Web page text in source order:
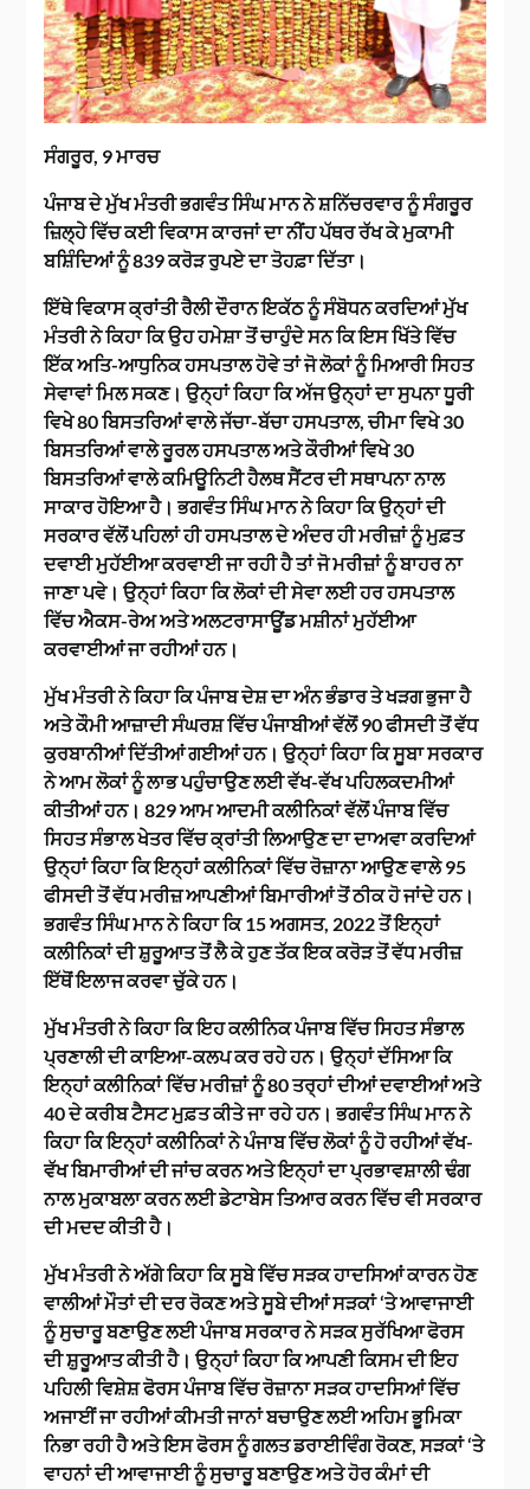
ਸੰਗਰੂਰ, 9 ਮਾਰਚ
ਪੰਜਾਬ ਦੇ ਮੁੱਖ ਮੰਤਰੀ ਭਗਵੰਤ ਸਿੰਘ ਮਾਨ ਨੇ ਸ਼ਨਿੱਚਰਵਾਰ ਨੂੰ ਸੰਗਰੂਰ
ਜ਼ਿਲ੍ਹੇ ਵਿੱਚ ਕਈ ਵਿਕਾਸ ਕਾਰਜਾਂ ਦਾ ਨੀਂਹ ਪੱਥਰ ਰੱਖ ਕੇ ਮੁਕਾਮੀ
ਬਸ਼ਿੰਦਿਆਂ ਨੂੰ 839 ਕਰੋੜ ਰੁਪਏ ਦਾ ਤੋਹਫ਼ਾ ਦਿੱਤਾ।
ਇੱਥੇ ਵਿਕਾਸ ਕ੍ਰਾਂਤੀ ਰੈਲੀ ਦੌਰਾਨ ਇਕੱਠ ਨੂੰ ਸੰਬੋਧਨ ਕਰਦਿਆਂ ਮੁੱਖ
ਮੰਤਰੀ ਨੇ ਕਿਹਾ ਕਿ ਉਹ ਹਮੇਸ਼ਾ ਤੋਂ ਚਾਹੁੰਦੇ ਸਨ ਕਿ ਇਸ ਖਿੱਤੇ ਵਿੱਚ
ਇੱਕ ਅਤਿ-ਆਧੁਨਿਕ ਹਸਪਤਾਲ ਹੋਵੇ ਤਾਂ ਜੋ ਲੋਕਾਂ ਨੂੰ ਮਿਆਰੀ ਸਿਹਤ
ਸੇਵਾਵਾਂ ਮਿਲ ਸਕਣ। ਉਨ੍ਹਾਂ ਕਿਹਾ ਕਿ ਅੱਜ ਉਨ੍ਹਾਂ ਦਾ ਸੁਪਨਾ ਧੂਰੀ
ਵਿਖੇ 80 ਬਿਸਤਰਿਆਂ ਵਾਲੇ ਜੱਚਾ-ਬੱਚਾ ਹਸਪਤਾਲ, ਚੀਮਾ ਵਿਖੇ 30
ਬਿਸਤਰਿਆਂ ਵਾਲੇ ਰੂਰਲ ਹਸਪਤਾਲ ਅਤੇ ਕੌਰੀਆਂ ਵਿਖੇ 30
ਬਿਸਤਰਿਆਂ ਵਾਲੇ ਕਮਿਊਨਿਟੀ ਹੈਲਥ ਸੈਂਟਰ ਦੀ ਸਥਾਪਨਾ ਨਾਲ
ਸਾਕਾਰ ਹੋਇਆ ਹੈ। ਭਗਵੰਤ ਸਿੰਘ ਮਾਨ ਨੇ ਕਿਹਾ ਕਿ ਉਨ੍ਹਾਂ ਦੀ
ਸਰਕਾਰ ਵੱਲੋਂ ਪਹਿਲਾਂ ਹੀ ਹਸਪਤਾਲ ਦੇ ਅੰਦਰ ਹੀ ਮਰੀਜ਼ਾਂ ਨੂੰ ਮੁਫ਼ਤ
ਦਵਾਈ ਮੁਹੱਈਆ ਕਰਵਾਈ ਜਾ ਰਹੀ ਹੈ ਤਾਂ ਜੋ ਮਰੀਜ਼ਾਂ ਨੂੰ ਬਾਹਰ ਨਾ
ਜਾਣਾ ਪਵੇ। ਉਨ੍ਹਾਂ ਕਿਹਾ ਕਿ ਲੋਕਾਂ ਦੀ ਸੇਵਾ ਲਈ ਹਰ ਹਸਪਤਾਲ
ਵਿੱਚ ਐਕਸ-ਰੇਅ ਅਤੇ ਅਲਟਰਾਸਾਊਂਡ ਮਸ਼ੀਨਾਂ ਮੁਹੱਈਆ
ਕਰਵਾਈਆਂ ਜਾ ਰਹੀਆਂ ਹਨ।
ਮੁੱਖ ਮੰਤਰੀ ਨੇ ਕਿਹਾ ਕਿ ਪੰਜਾਬ ਦੇਸ਼ ਦਾ ਅੰਨ ਭੰਡਾਰ ਤੇ ਖੜਗ ਭੁਜਾ ਹੈ
ਅਤੇ ਕੌਮੀ ਆਜ਼ਾਦੀ ਸੰਘਰਸ਼ ਵਿੱਚ ਪੰਜਾਬੀਆਂ ਵੱਲੋਂ 90 ਫੀਸਦੀ ਤੋਂ ਵੱਧ
ਕੁਰਬਾਨੀਆਂ ਦਿੱਤੀਆਂ ਗਈਆਂ ਹਨ। ਉਨ੍ਹਾਂ ਕਿਹਾ ਕਿ ਸੂਬਾ ਸਰਕਾਰ
ਨੇ ਆਮ ਲੋਕਾਂ ਨੂੰ ਲਾਭ ਪਹੁੰਚਾਉਣ ਲਈ ਵੱਖ-ਵੱਖ ਪਹਿਲਕਦਮੀਆਂ
ਕੀਤੀਆਂ ਹਨ। 829 ਆਮ ਆਦਮੀ ਕਲੀਨਿਕਾਂ ਵੱਲੋਂ ਪੰਜਾਬ ਵਿੱਚ
ਸਿਹਤ ਸੰਭਾਲ ਖੇਤਰ ਵਿੱਚ ਕ੍ਰਾਂਤੀ ਲਿਆਉਣ ਦਾ ਦਾਅਵਾ ਕਰਦਿਆਂ
ਉਨ੍ਹਾਂ ਕਿਹਾ ਕਿ ਇਨ੍ਹਾਂ ਕਲੀਨਿਕਾਂ ਵਿੱਚ ਰੋਜ਼ਾਨਾ ਆਉਣ ਵਾਲੇ 95
ਫੀਸਦੀ ਤੋਂ ਵੱਧ ਮਰੀਜ਼ ਆਪਣੀਆਂ ਬਿਮਾਰੀਆਂ ਤੋਂ ਠੀਕ ਹੋ ਜਾਂਦੇ ਹਨ।
ਭਗਵੰਤ ਸਿੰਘ ਮਾਨ ਨੇ ਕਿਹਾ ਕਿ 15 ਅਗਸਤ, 2022 ਤੋਂ ਇਨ੍ਹਾਂ
ਕਲੀਨਿਕਾਂ ਦੀ ਸ਼ੁਰੂਆਤ ਤੋਂ ਲੈ ਕੇ ਹੁਣ ਤੱਕ ਇਕ ਕਰੋੜ ਤੋਂ ਵੱਧ ਮਰੀਜ਼
ਇੱਥੋਂ ਇਲਾਜ ਕਰਵਾ ਚੁੱਕੇ ਹਨ।
ਮੁੱਖ ਮੰਤਰੀ ਨੇ ਕਿਹਾ ਕਿ ਇਹ ਕਲੀਨਿਕ ਪੰਜਾਬ ਵਿੱਚ ਸਿਹਤ ਸੰਭਾਲ
ਪ੍ਰਣਾਲੀ ਦੀ ਕਾਇਆ-ਕਲਪ ਕਰ ਰਹੇ ਹਨ। ਉਨ੍ਹਾਂ ਦੱਸਿਆ ਕਿ
ਇਨ੍ਹਾਂ ਕਲੀਨਿਕਾਂ ਵਿੱਚ ਮਰੀਜ਼ਾਂ ਨੂੰ 80 ਤਰ੍ਹਾਂ ਦੀਆਂ ਦਵਾਈਆਂ ਅਤੇ
40 ਦੇ ਕਰੀਬ ਟੈਸਟ ਮੁਫ਼ਤ ਕੀਤੇ ਜਾ ਰਹੇ ਹਨ। ਭਗਵੰਤ ਸਿੰਘ ਮਾਨ ਨੇ
ਕਿਹਾ ਕਿ ਇਨ੍ਹਾਂ ਕਲੀਨਿਕਾਂ ਨੇ ਪੰਜਾਬ ਵਿੱਚ ਲੋਕਾਂ ਨੂੰ ਹੋ ਰਹੀਆਂ ਵੱਖ-
ਵੱਖ ਬਿਮਾਰੀਆਂ ਦੀ ਜਾਂਚ ਕਰਨ ਅਤੇ ਇਨ੍ਹਾਂ ਦਾ ਪ੍ਰਭਾਵਸ਼ਾਲੀ ਢੰਗ
ਨਾਲ ਮੁਕਾਬਲਾ ਕਰਨ ਲਈ ਡੇਟਾਬੇਸ ਤਿਆਰ ਕਰਨ ਵਿੱਚ ਵੀ ਸਰਕਾਰ
ਦੀ ਮਦਦ ਕੀਤੀ ਹੈ।
ਮੁੱਖ ਮੰਤਰੀ ਨੇ ਅੱਗੇ ਕਿਹਾ ਕਿ ਸੂਬੇ ਵਿੱਚ ਸੜਕ ਹਾਦਸਿਆਂ ਕਾਰਨ ਹੋਣ
ਵਾਲੀਆਂ ਮੌਤਾਂ ਦੀ ਦਰ ਰੋਕਣ ਅਤੇ ਸੂਬੇ ਦੀਆਂ ਸੜਕਾਂ ‘ਤੇ ਆਵਾਜਾਈ
ਨੂੰ ਸੁਚਾਰੂ ਬਣਾਉਣ ਲਈ ਪੰਜਾਬ ਸਰਕਾਰ ਨੇ ਸੜਕ ਸੁਰੱਖਿਆ ਫੋਰਸ
ਦੀ ਸ਼ੁਰੂਆਤ ਕੀਤੀ ਹੈ। ਉਨ੍ਹਾਂ ਕਿਹਾ ਕਿ ਆਪਣੀ ਕਿਸਮ ਦੀ ਇਹ
ਪਹਿਲੀ ਵਿਸ਼ੇਸ਼ ਫੋਰਸ ਪੰਜਾਬ ਵਿੱਚ ਰੋਜ਼ਾਨਾ ਸੜਕ ਹਾਦਸਿਆਂ ਵਿੱਚ
ਅਜਾਈਂ ਜਾ ਰਹੀਆਂ ਕੀਮਤੀ ਜਾਨਾਂ ਬਚਾਉਣ ਲਈ ਅਹਿਮ ਭੂਮਿਕਾ
ਨਿਭਾ ਰਹੀ ਹੈ ਅਤੇ ਇਸ ਫੋਰਸ ਨੂੰ ਗਲਤ ਡਰਾਈਵਿੰਗ ਰੋਕਣ, ਸੜਕਾਂ ‘ਤੇ
ਵਾਹਨਾਂ ਦੀ ਆਵਾਜਾਈ ਨੂੰ ਸੁਚਾਰੂ ਬਣਾਉਣ ਅਤੇ ਹੋਰ ਕੰਮਾਂ ਦੀ